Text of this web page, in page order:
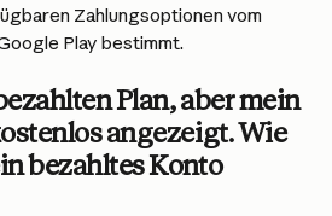
Zahlungsoptionen vom
Play bestimmt.
Plan, aber mein
angezeigt. Wie
bezahltes Konto